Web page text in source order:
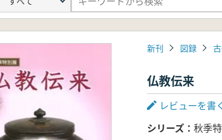
新刊 図録
仏教伝来
レビューを書
シリーズ
秋季